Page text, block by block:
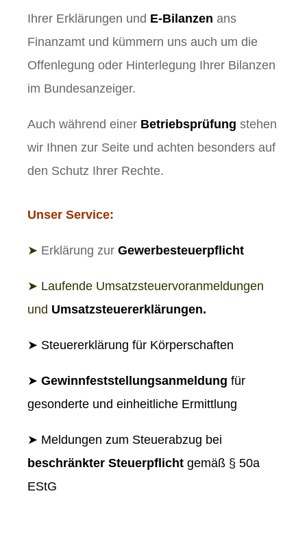
Ihrer Erklärungen und E-Bilanzen ans
Finanzamt und kümmern uns auch um die
Offenlegung oder Hinterlegung Ihrer Bilanzen
im Bundesanzeiger.
Auch während einer Betriebsprüfung stehen
wir Ihnen zur Seite und achten besonders auf
den Schutz Ihrer Rechte.
Unser Service:
➤ Erklärung zurGewerbesteuerpflicht
➤ Laufende Umsatzsteuervoranmeldungen
und Umsatzsteuererklärungen.
➤ Steuererklärung für Körperschaften
➤Gewinnfeststellungsanmeldung für
gesonderte und einheitliche Ermittlung
➤ Meldungen zum Steuerabzug bei
beschränkter Steuerpflicht gemäß § 50a
EStG